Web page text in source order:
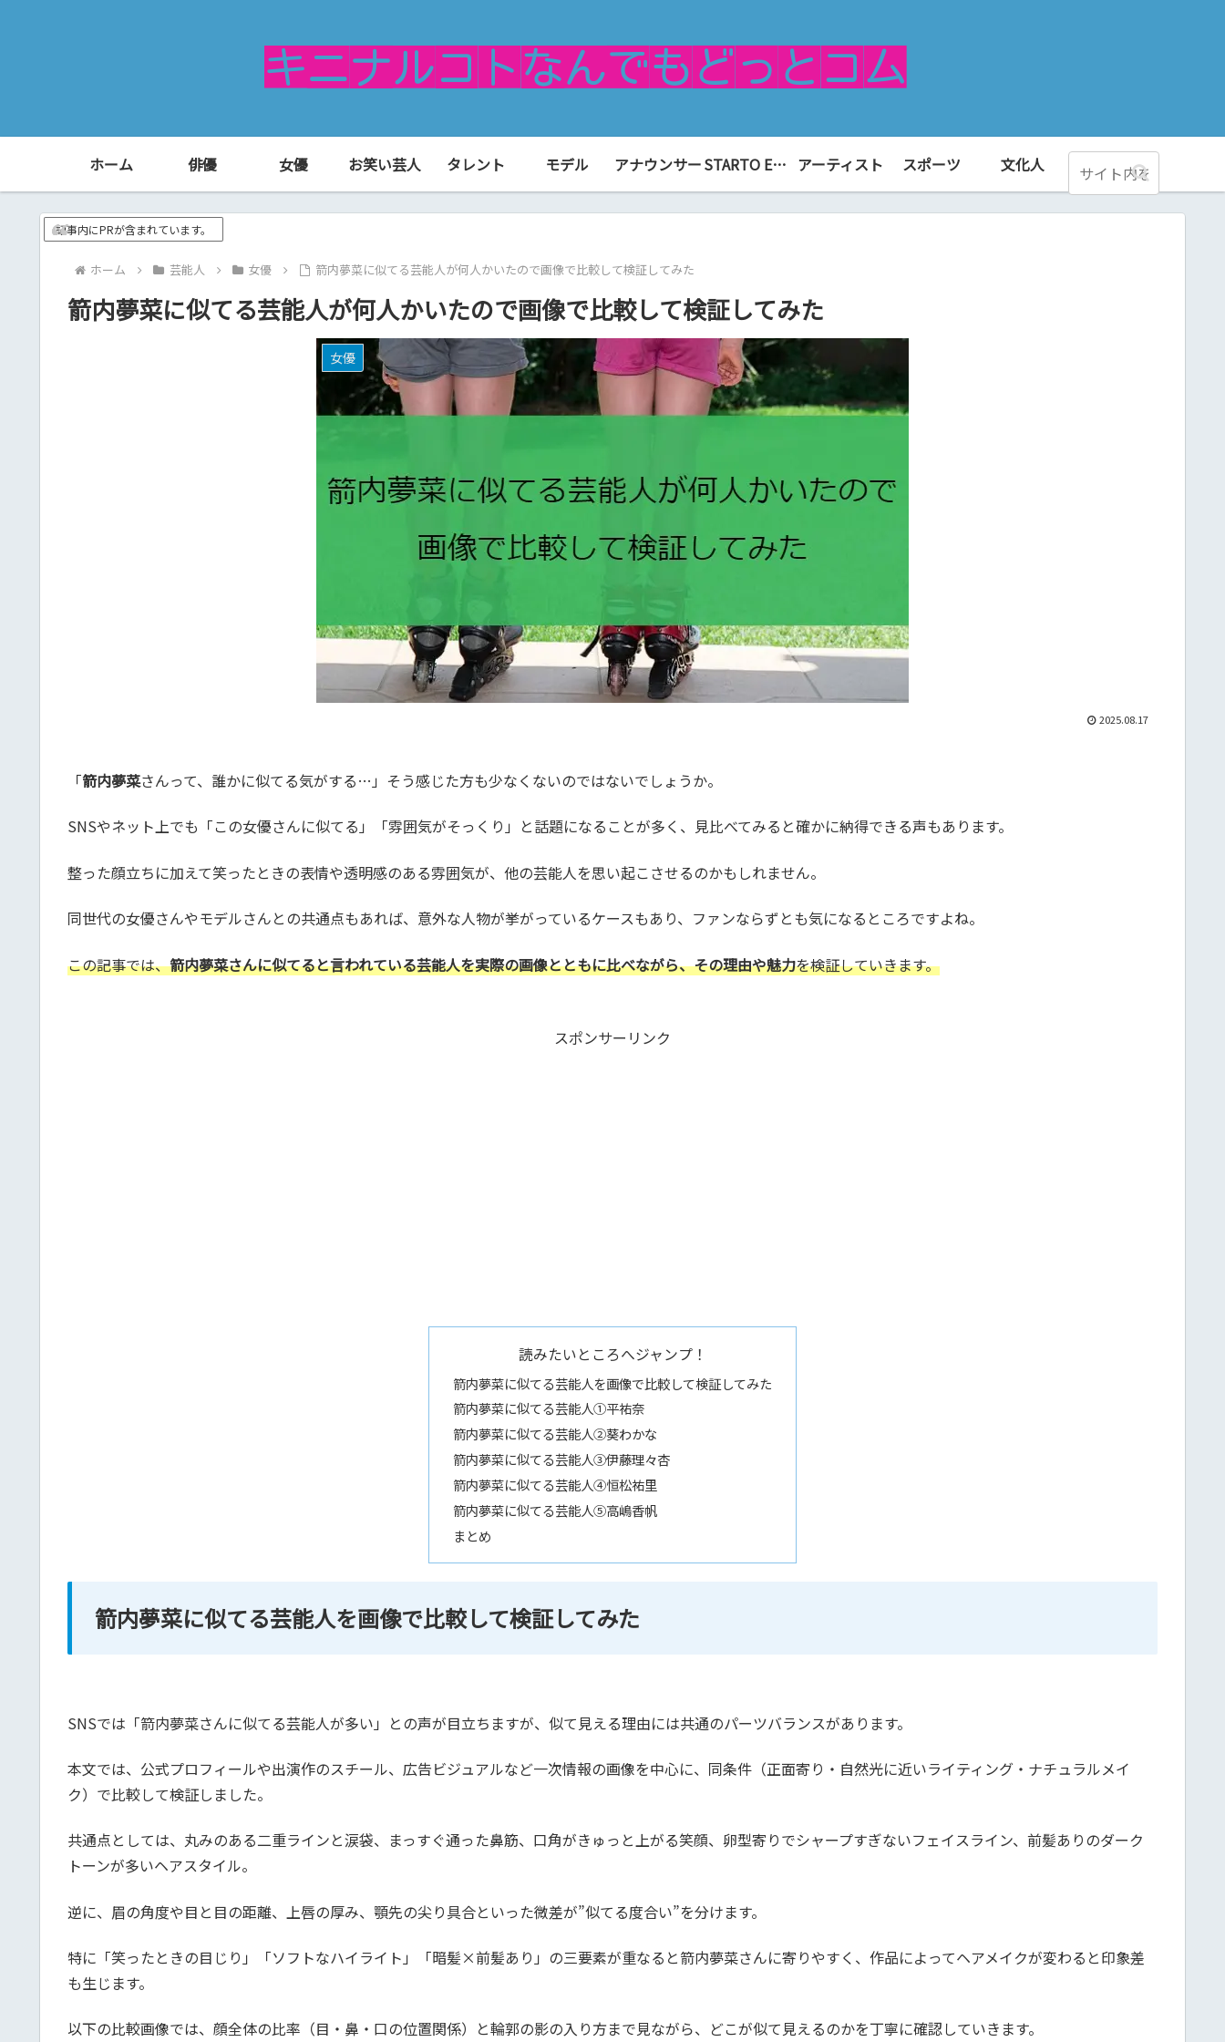
ホーム 俳優 女優 お笑い芸人 タレント モデル アナウンサー STARTO ENTERTAINMENT（旧ジャニーズ） アーティスト スポーツ 文化人
記事内にPRが含まれています。
ホーム 芸能人 女優 箭内夢菜に似てる芸能人が何人かいたので画像で比較して検証してみた
箭内夢菜に似てる芸能人が何人かいたので画像で比較して検証してみた
女優
2025.08.17
「箭内夢菜さんって、誰かに似てる気がする…」そう感じた方も少なくないのではないでしょうか。
SNSやネット上でも「この女優さんに似てる」「雰囲気がそっくり」と話題になることが多く、見比べてみると確かに納得できる声もあります。
整った顔立ちに加えて笑ったときの表情や透明感のある雰囲気が、他の芸能人を思い起こさせるのかもしれません。
同世代の女優さんやモデルさんとの共通点もあれば、意外な人物が挙がっているケースもあり、ファンならずとも気になるところですよね。
この記事では、箭内夢菜さんに似てると言われている芸能人を実際の画像とともに比べながら、その理由や魅力を検証していきます。
スポンサーリンク
読みたいところへジャンプ！
箭内夢菜に似てる芸能人を画像で比較して検証してみた
箭内夢菜に似てる芸能人①平祐奈
箭内夢菜に似てる芸能人②葵わかな
箭内夢菜に似てる芸能人③伊藤理々杏
箭内夢菜に似てる芸能人④恒松祐里
箭内夢菜に似てる芸能人⑤高嶋香帆
まとめ
箭内夢菜に似てる芸能人を画像で比較して検証してみた
SNSでは「箭内夢菜さんに似てる芸能人が多い」との声が目立ちますが、似て見える理由には共通のパーツバランスがあります。
本文では、公式プロフィールや出演作のスチール、広告ビジュアルなど一次情報の画像を中心に、同条件（正面寄り・自然光に近いライティング・ナチュラルメイ
ク）で比較して検証しました。
共通点としては、丸みのある二重ラインと涙袋、まっすぐ通った鼻筋、口角がきゅっと上がる笑顔、卵型寄りでシャープすぎないフェイスライン、前髪ありのダーク
トーンが多いヘアスタイル。
逆に、眉の角度や目と目の距離、上唇の厚み、顎先の尖り具合といった微差が”似てる度合い”を分けます。
特に「笑ったときの目じり」「ソフトなハイライト」「暗髪×前髪あり」の三要素が重なると箭内夢菜さんに寄りやすく、作品によってヘアメイクが変わると印象差
も生じます。
以下の比較画像では、顔全体の比率（目・鼻・口の位置関係）と輪郭の影の入り方まで見ながら、どこが似て見えるのかを丁寧に確認していきます。